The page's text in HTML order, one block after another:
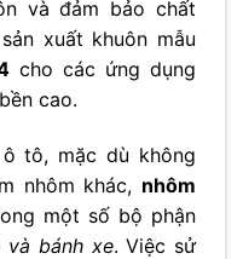
và đảm bảo chất
xuất khuôn mẫu
cho các ứng dụng
cao.
tô, mặc dù không
nhôm khác, nhôm
một số bộ phận
và bánh xe. Việc sử